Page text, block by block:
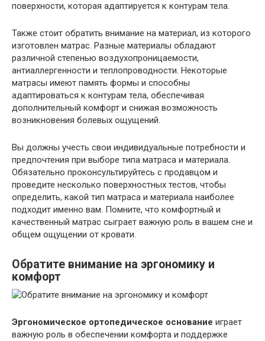
поверхности, которая адаптируется к контурам тела.
Также стоит обратить внимание на материал, из которого
изготовлен матрас. Разные материалы обладают
различной степенью воздухопроницаемости,
антиаллергенности и теплопроводности. Некоторые
матрасы имеют память формы и способны
адаптироваться к контурам тела, обеспечивая
дополнительный комфорт и снижая возможность
возникновения болевых ощущений.
Вы должны учесть свои индивидуальные потребности и
предпочтения при выборе типа матраса и материала.
Обязательно проконсультируйтесь с продавцом и
проведите несколько поверхностных тестов, чтобы
определить, какой тип матраса и материала наиболее
подходит именно вам. Помните, что комфортный и
качественный матрас сыграет важную роль в вашем сне и
общем ощущении от кровати.
Обратите внимание на эргономику и
комфорт
Эргономическое ортопедическое основание играет
важную роль в обеспечении комфорта и поддержке